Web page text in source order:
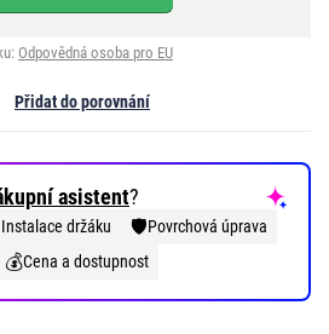
Odpovědná osoba pro EU
Přidat do porovnání
asistent?
Instalace držáku 🛡️Povrchová úprava
💰Cena a dostupnost